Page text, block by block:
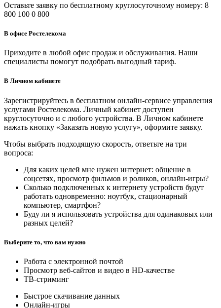
Оставьте заявку по бесплатному круглосуточному номеру: 8
800 100 0 800
В офисе Ростелекома
Приходите в любой офис продаж и обслуживания. Наши
специалисты помогут подобрать выгодный тариф.
В Личном кабинете
Зарегистрируйтесь в бесплатном онлайн-сервисе управления
услугами Ростелекома. Личный кабинет доступен
круглосуточно и с любого устройства. В Личном кабинете
нажать кнопку «Заказать новую услугу», оформите заявку.
Чтобы выбрать подходящую скорость, ответьте на три
вопроса:
Для каких целей мне нужен интернет: общение в
соцсетях, просмотр фильмов и роликов, онлайн-игры?
Сколько подключенных к интернету устройств будут
работать одновременно: ноутбук, стационарный
компьютер, смартфон?
Буду ли я использовать устройства для одинаковых или
разных целей?
Выберите то, что вам нужно
Работа с электронной почтой
Просмотр веб-сайтов и видео в HD-качестве
ТВ-стриминг
Быстрое скачивание данных
Онлайн-игры